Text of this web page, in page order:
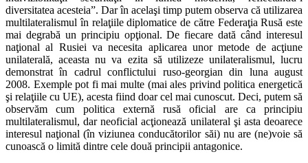
diversitatea acesteia”. Dar în acelaşi timp putem observa că utilizarea
multilateralismul în relaţiile diplomatice de către Federaţia Rusă este
mai degrabă un principiu opţional. De fiecare dată când interesul
naţional al Rusiei va necesita aplicarea unor metode de acţiune
unilaterală, aceasta nu va ezita să utilizeze unilateralismul, lucru
demonstrat în cadrul conflictului ruso-georgian din luna august
2008. Exemple pot fi mai multe (mai ales privind politica energetică
şi relaţiile cu UE), acesta fiind doar cel mai cunoscut. Deci, putem să
observăm cum politica externă rusă oficial are ca principiu
multilateralismul, dar neoficial acţionează unilateral şi asta deoarece
interesul naţional (în viziunea conducătorilor săi) nu are (ne)voie să
cunoască o limită dintre cele două principii antagonice.